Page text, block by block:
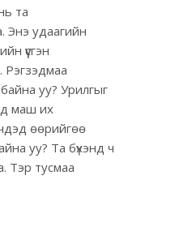
та
Энэ удаагийн
үүсгэн
Рэгзэдмаа
уу? Урилгыг
маш их
өөрийгөө
уу? Та бүхэнд ч
Тэр тусмаа